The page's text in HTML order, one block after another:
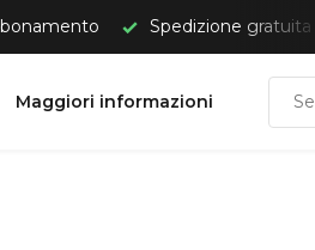
Spedizione gratuita
Maggiori informazioni